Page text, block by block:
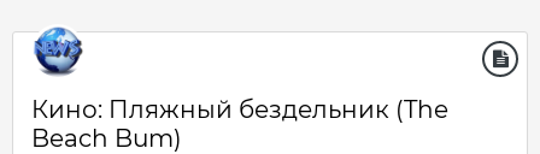
Кино: Пляжный бездельник (The
Beach Bum)